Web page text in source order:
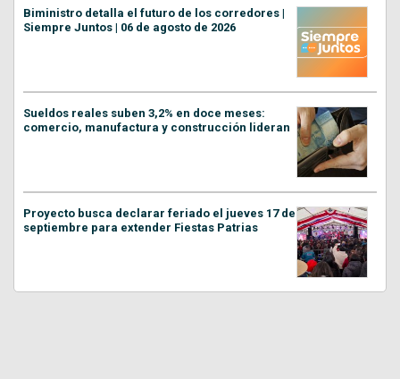
Biministro detalla el futuro de los corredores |
Siempre Juntos | 06 de agosto de 2026
Sueldos reales suben 3,2% en doce meses:
comercio, manufactura y construcción lideran
Proyecto busca declarar feriado el jueves 17 de
septiembre para extender Fiestas Patrias